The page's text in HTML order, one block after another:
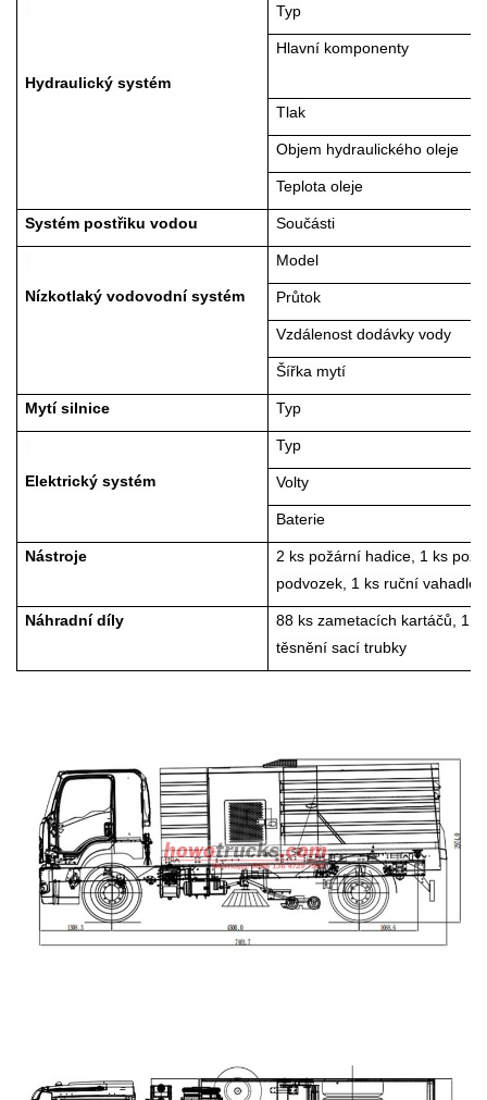
Hydraulický systém
Typ
Hlavní komponenty
Tlak
Objem hydraulického oleje
Teplota oleje
Systém postřiku vodou Součásti
Nízkotlaký vodovodní systém
Model
Průtok
Vzdálenost dodávky vody
Šířka mytí
Mytí silnice Typ
Elektrický systém
Typ
Volty
Baterie
Nástroje
2 ks požární hadice, 1 ks
podvozek, 1 ks ruční vahadlo
Náhradní díly
88 ks zametacích kartáčů, 1
těsnění sací trubky